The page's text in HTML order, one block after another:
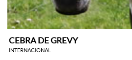
CEBRA DE GREVY
INTERNACIONAL